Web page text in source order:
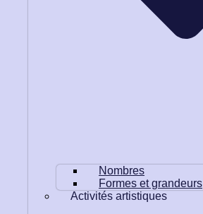
Nombres
Formes et grandeurs
Activités artistiques